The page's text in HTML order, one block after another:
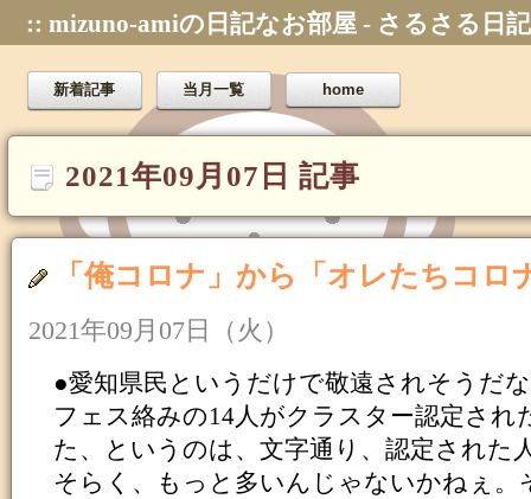
:: mizuno-amiの日記なお部屋 - さるさる日
新着記事 当月一覧 home
2021年09月07日 記事
「俺コロナ」から「オレたちコロ
2021年09月07日（火）
●愛知県民というだけで敬遠されそうだ
フェス絡みの14人がクラスター認定され
た、というのは、文字通り、認定された
そらく、もっと多いんじゃないかねぇ。